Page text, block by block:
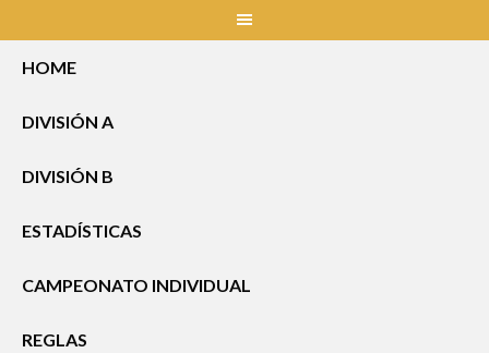
to
content
HOME
DIVISIÓN A
DIVISIÓN B
ESTADÍSTICAS
CAMPEONATO INDIVIDUAL
REGLAS